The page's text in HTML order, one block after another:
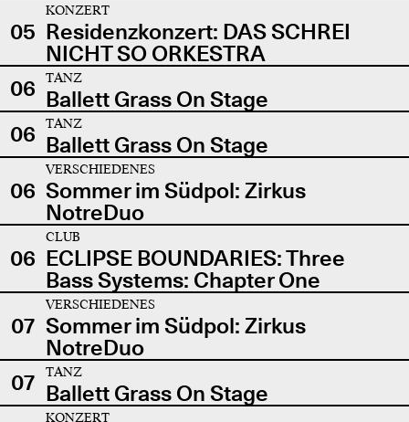
05
KONZERT
Residenzkonzert: DAS SCHREI
NICHT SO ORKESTRA
06
TANZ
Ballett Grass On Stage
06
TANZ
Ballett Grass On Stage
06
VERSCHIEDENES
Sommer im Südpol: Zirkus
NotreDuo
06
CLUB
ECLIPSE BOUNDARIES: Three
Bass Systems: Chapter One
07
VERSCHIEDENES
Sommer im Südpol: Zirkus
NotreDuo
07
TANZ
Ballett Grass On Stage
KONZERT